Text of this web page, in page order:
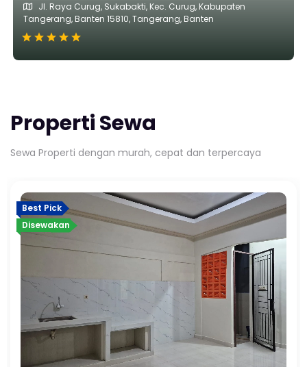
Jl. Raya Curug, Sukabakti, Kec. Curug, Kabupaten
Tangerang, Banten 15810, Tangerang, Banten
Properti Sewa
Sewa Properti dengan murah, cepat dan terpercaya
Best Pick
Disewakan